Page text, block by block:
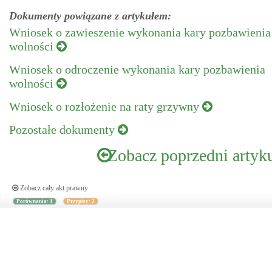
Dokumenty powiązane z artykułem:
Wniosek o zawieszenie wykonania kary pozbawienia
wolności
Wniosek o odroczenie wykonania kary pozbawienia
wolności
Wniosek o rozłożenie na raty grzywny
Pozostałe dokumenty
Zobacz poprzedni
Zobacz cały akt prawny
Porównania: 1 Przypisy: 2